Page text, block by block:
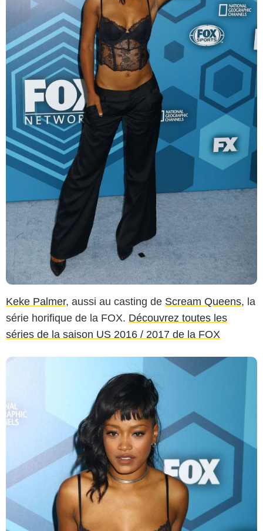
Keke Palmer, aussi au casting de Scream Queens, la
série horifique de la FOX. Découvrez toutes les
séries de la saison US 2016 / 2017 de la FOX